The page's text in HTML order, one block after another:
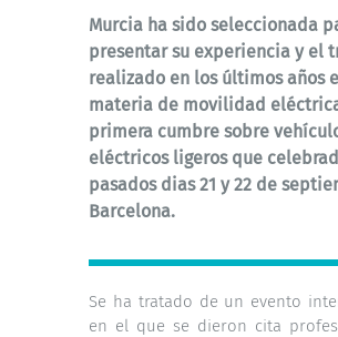
Murcia ha sido seleccionada
presentar su experiencia y el
realizado en los últimos años
materia de movilidad
primera cumbre sobre
eléctricos ligeros que
pasados dias 21 y 22 de
Barcelona.
Se ha tratado de un evento
en el que se dieron cita